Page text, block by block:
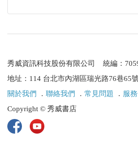
秀威資訊科技股份有限公司 統編：
地址：114 台北市內湖區瑞光路76巷65
關於我們
． 聯絡我們 ． 常見問題 ． 服
Copyright © 秀威書店